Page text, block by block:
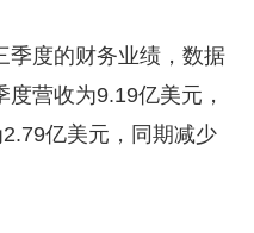
季度的财务业绩，数据
营收为9.19亿美元，
亿美元，同期减少